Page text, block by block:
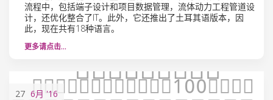
流程中，包括端子设计和项目数据管理，流体动力工程管道设
计，还优化整合了IT。此外，它还推出了土耳其语版本，因
此，现在共有18种语言。
更多请点击…
27 6月 '16